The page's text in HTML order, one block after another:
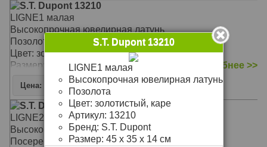
S.T. Dupont 13210
LIGNE1 малая
Высокопрочная ювелирная латунь
Позолота
Цвет: золотистый, каре
Размер: 45 х 35 х 14 см
подробнее >>
Цена: 26`390
S.T. Dupont 16817
LIGNE2
Высокопрочная ювелирная латунь
Посеребрение
S.T. Dupont 13210
LIGNE1 малая
Высокопрочная ювелирная латунь
Позолота
Цвет: золотистый, каре
Артикул: 13210
Бренд: S.T. Dupont
Размер: 45 х 35 х 14 см